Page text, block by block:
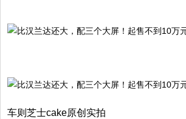
车则芝士cake原创实拍